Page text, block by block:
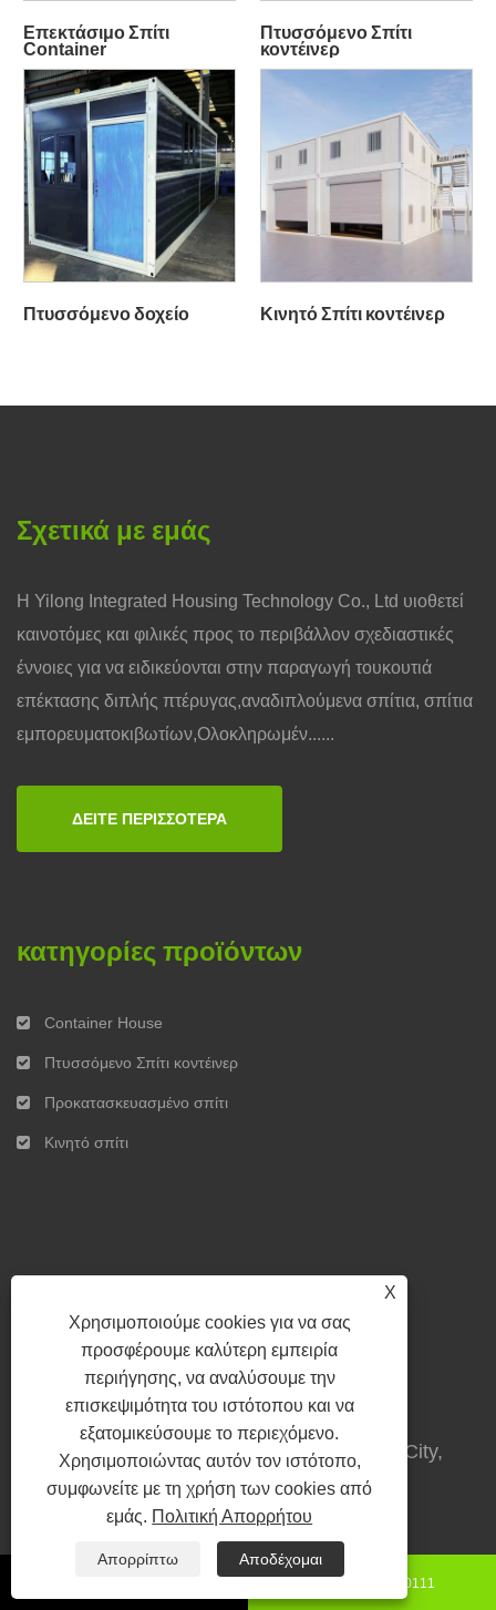
Επεκτάσιμο Σπίτι
Container
Πτυσσόμενο Σπίτι
κοντέινερ
Πτυσσόμενο δοχείο Κινητό Σπίτι κοντέινερ
Σχετικά με εμάς
Η Yilong Integrated Housing Technology Co., Ltd υιοθετεί
καινοτόμες και φιλικές προς το περιβάλλον σχεδιαστικές
έννοιες για να ειδικεύονται στην παραγωγή τουκουτιά
επέκτασης διπλής πτέρυγας,αναδιπλούμενα σπίτια, σπίτια
εμπορευματοκιβωτίων,Ολοκληρωμέν......
ΔΕΊΤΕ ΠΕΡΙΣΣΌΤΕΡΑ
κατηγορίες προϊόντων
Container House
Πτυσσόμενο Σπίτι κοντέινερ
Προκατασκευασμένο σπίτι
Κινητό σπίτι
Επικοινωνήστε μαζί μας
Διεύθυνση: Fucheng County, Hengshui City,
επαρχία Hebei, Κίνα
+86-15130850111
8615130850111
X
Χρησιμοποιούμε cookies για να σας
προσφέρουμε καλύτερη εμπειρία
περιήγησης, να αναλύσουμε την
επισκεψιμότητα του ιστότοπου και να
εξατομικεύσουμε το περιεχόμενο.
Χρησιμοποιώντας αυτόν τον ιστότοπο,
συμφωνείτε με τη χρήση των cookies από
εμάς. Πολιτική Απορρήτου
Απορρίπτω Αποδέχομαι